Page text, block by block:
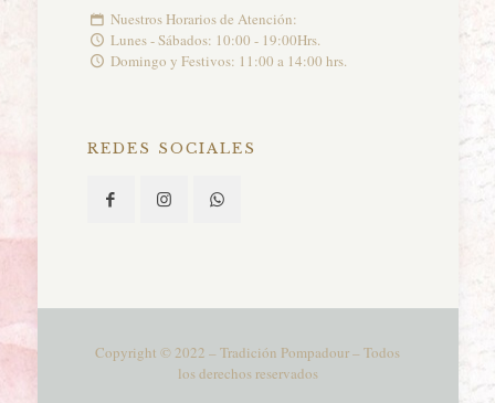
Nuestros Horarios de Atención:
Lunes - Sábados: 10:00 - 19:00Hrs.
Domingo y Festivos: 11:00 a 14:00 hrs.
REDES SOCIALES
Copyright © 2022 – Tradición Pompadour – Todos
los derechos reservados